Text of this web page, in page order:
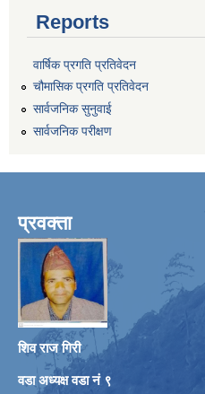
Reports
वार्षिक प्रगति प्रतिवेदन
चौमासिक प्रगति प्रतिवेदन
सार्वजनिक सुनुवाई
सार्वजनिक परीक्षण
प्रवक्ता
शिव राज गिरी
वडा अध्यक्ष वडा नं ९